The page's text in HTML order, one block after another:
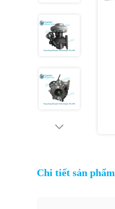
Chi tiết sản phẩm